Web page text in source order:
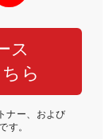
ス
ら
ナー、および
す。